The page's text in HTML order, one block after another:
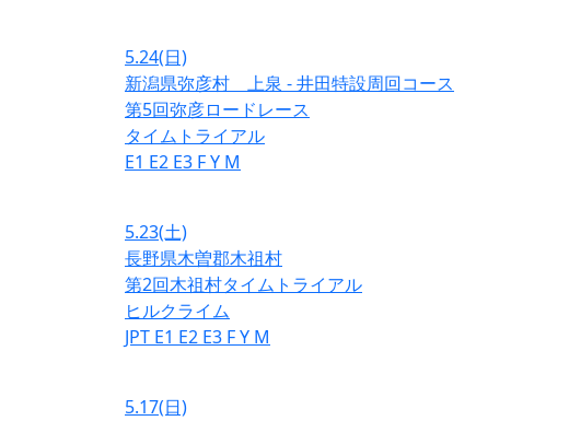
5.24(日)
新潟県弥彦村 上泉 - 井田特設周回コース
第5回弥彦ロードレース
タイムトライアル
E1 E2 E3 FY M
5.23(土)
長野県木曽郡木祖村
第2回木祖村タイムトライアル
ヒルクライム
JPT E1 E2 E3 FY M
5.17(日)